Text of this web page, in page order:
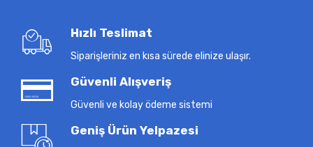
Hızlı Teslimat
Siparişleriniz en kısa sürede elinize ulaşır.
Güvenli Alışveriş
Güvenli ve kolay ödeme sistemi
Geniş Ürün Yelpazesi